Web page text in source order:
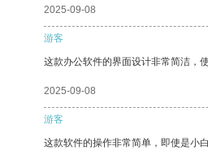
2025-09-08
游客
这款办公软件的界面设计非常简洁，
2025-09-08
游客
这款软件的操作非常简单，即使是小